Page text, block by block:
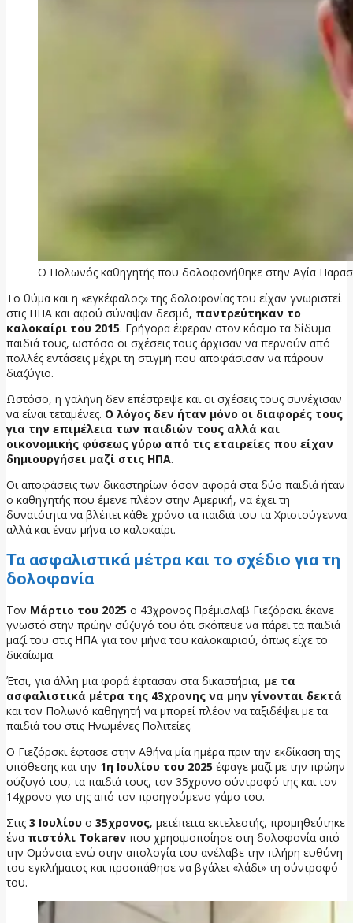
Ο Πολωνός καθηγητής που δολοφονήθηκε στην Αγία
Το θύμα και η «εγκέφαλος» της δολοφονίας του είχαν γνωριστεί
στις ΗΠΑ και αφού σύναψαν δεσμό, παντρεύτηκαν το
καλοκαίρι του 2015. Γρήγορα έφεραν στον κόσμο τα δίδυμα
παιδιά τους, ωστόσο οι σχέσεις τους άρχισαν να περνούν από
πολλές εντάσεις μέχρι τη στιγμή που αποφάσισαν να πάρουν
διαζύγιο.
Ωστόσο, η γαλήνη δεν επέστρεψε και οι σχέσεις τους συνέχισαν
να είναι τεταμένες. Ο λόγος δεν ήταν μόνο οι διαφορές τους
για την επιμέλεια των παιδιών τους αλλά και
οικονομικής φύσεως γύρω από τις εταιρείες που είχαν
δημιουργήσει μαζί στις ΗΠΑ.
Οι αποφάσεις των δικαστηρίων όσον αφορά στα δύο παιδιά ήταν
ο καθηγητής που έμενε πλέον στην Αμερική, να έχει τη
δυνατότητα να βλέπει κάθε χρόνο τα παιδιά του τα Χριστούγεννα
αλλά και έναν μήνα το καλοκαίρι.
Τα ασφαλιστικά μέτρα και το σχέδιο για τη
δολοφονία
Τον Μάρτιο του 2025 ο 43χρονος Πρέμισλαβ Γιεζόρσκι έκανε
γνωστό στην πρώην σύζυγό του ότι σκόπευε να πάρει τα παιδιά
μαζί του στις ΗΠΑ για τον μήνα του καλοκαιριού, όπως είχε το
δικαίωμα.
Έτσι, για άλλη μια φορά έφτασαν στα δικαστήρια, με τα
ασφαλιστικά μέτρα της 43χρονης να μην γίνονται δεκτά
και τον Πολωνό καθηγητή να μπορεί πλέον να ταξιδέψει με τα
παιδιά του στις Ηνωμένες Πολιτείες.
Ο Γιεζόρσκι έφτασε στην Αθήνα μία ημέρα πριν την εκδίκαση της
υπόθεσης και την 1η Ιουλίου του 2025 έφαγε μαζί με την πρώην
σύζυγό του, τα παιδιά τους, τον 35χρονο σύντροφό της και τον
14χρονο γιο της από τον προηγούμενο γάμο του.
Στις 3 Ιουλίου ο 35χρονος, μετέπειτα εκτελεστής, προμηθεύτηκε
ένα πιστόλι Tokarev που χρησιμοποίησε στη δολοφονία από
την Ομόνοια ενώ στην απολογία του ανέλαβε την πλήρη ευθύνη
του εγκλήματος και προσπάθησε να βγάλει «λάδι» τη σύντροφό
του.